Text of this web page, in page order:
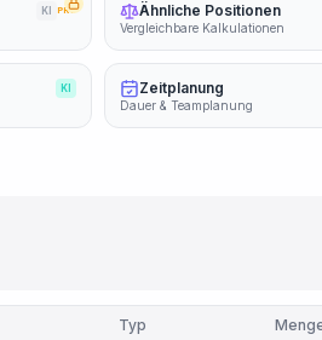
KI PRO Ähnliche Positionen
Vergleichbare Kalkulationen
KI Zeitplanung
Dauer & Teamplanung
Typ